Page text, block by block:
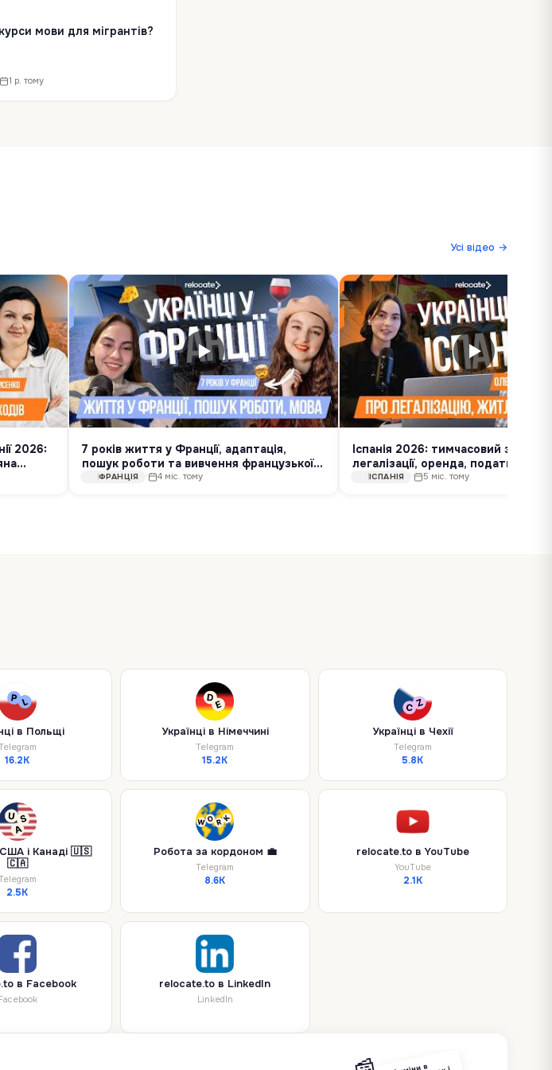
мови для мігрантів?
1 р. тому
Усі відео →
2026:
7 років життя у Франції, адаптація,
пошук роботи та вивчення французької |
@nastya_toulouse
ФРАНЦІЯ · 4 міс. тому
Іспанія 2026: тимчасовий
легалізації, оренда, податки |
Китович
ІСПАНІЯ · 5 міс. тому
в Польщі
16.2K
Українці в Німеччині
Telegram
15.2K
Українці в Чехії
Telegram
5.8K
США і Канаді 🇺🇸
🇨🇦
2.5K
Робота за кордоном 💼
Telegram
8.6K
relocate.to в YouTube
YouTube
2.1K
в Facebook relocate.to в LinkedIn
LinkedIn